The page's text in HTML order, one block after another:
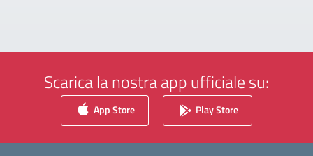
Scarica la nostra app ufficiale su:
App Store Play Store